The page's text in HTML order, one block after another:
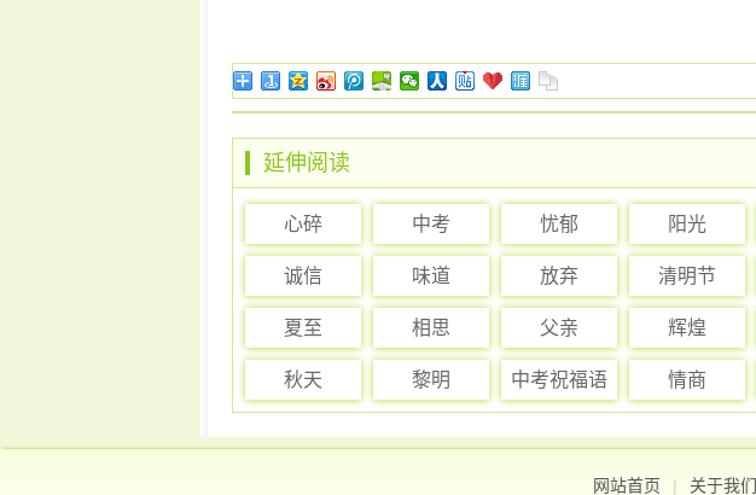
延伸阅读
心碎 中考 忧郁 阳光
诚信 味道 放弃 清明节
夏至 相思 父亲 辉煌
秋天 黎明 中考祝福语 情商
网站首页 | 关于我们